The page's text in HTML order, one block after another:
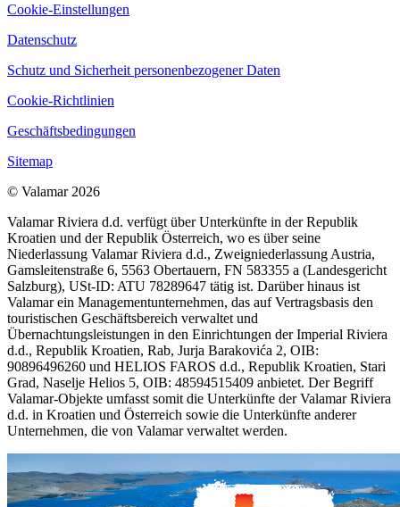
Cookie-Einstellungen
Datenschutz
Schutz und Sicherheit personenbezogener Daten
Cookie-Richtlinien
Geschäftsbedingungen
Sitemap
© Valamar 2026
Valamar Riviera d.d. verfügt über Unterkünfte in der Republik
Kroatien und der Republik Österreich, wo es über seine
Niederlassung Valamar Riviera d.d., Zweigniederlassung Austria,
Gamsleitenstraße 6, 5563 Obertauern, FN 583355 a (Landesgericht
Salzburg), USt-ID: ATU 78289647 tätig ist. Darüber hinaus ist
Valamar ein Managementunternehmen, das auf Vertragsbasis den
touristischen Geschäftsbereich verwaltet und
Übernachtungsleistungen in den Einrichtungen der Imperial Riviera
d.d., Republik Kroatien, Rab, Jurja Barakovića 2, OIB:
90896496260 und HELIOS FAROS d.d., Republik Kroatien, Stari
Grad, Naselje Helios 5, OIB: 48594515409 anbietet. Der Begriff
Valamar-Objekte umfasst somit die Unterkünfte der Valamar Riviera
d.d. in Kroatien und Österreich sowie die Unterkünfte anderer
Unternehmen, die von Valamar verwaltet werden.